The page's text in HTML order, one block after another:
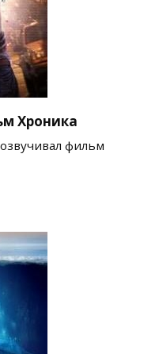
Хроника
фильм